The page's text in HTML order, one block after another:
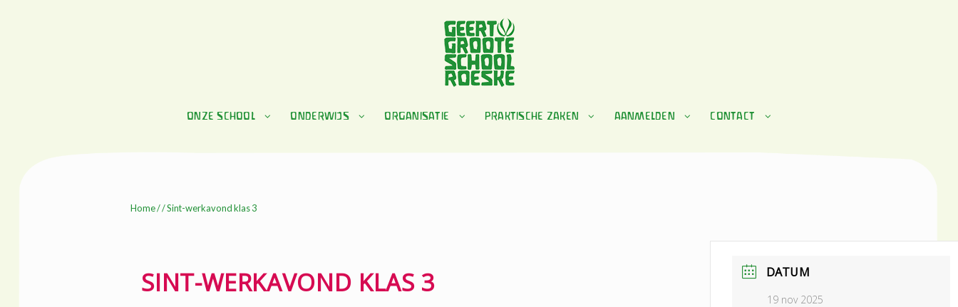
ONZE SCHOOL ONDERWIJS ORGANISATIE PRAKTISCHE ZAKEN AANMELDEN CONTACT
Home/ / Sint-werkavond klas 3
SINT-WERKAVOND KLAS 3 DATUM
19 nov 2025